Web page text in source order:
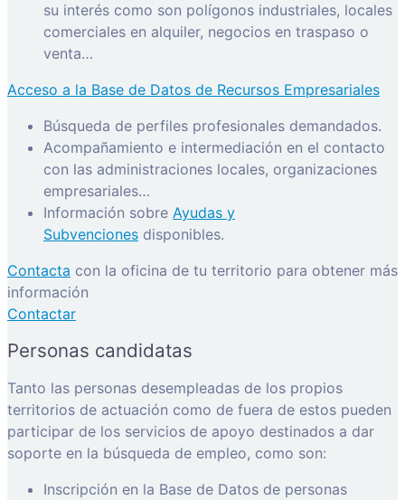
su interés como son polígonos industriales, locales
comerciales en alquiler, negocios en traspaso o
venta…
Acceso a la Base de Datos de Recursos Empresariales
Búsqueda de perfiles profesionales demandados.
Acompañamiento e intermediación en el contacto
con las administraciones locales, organizaciones
empresariales…
Información sobre Ayudas y
Subvenciones disponibles.
Contacta con la oficina de tu territorio para obtener más
información
Contactar
Personas candidatas
Tanto las personas desempleadas de los propios
territorios de actuación como de fuera de estos pueden
participar de los servicios de apoyo destinados a dar
soporte en la búsqueda de empleo, como son:
Inscripción en la Base de Datos de personas